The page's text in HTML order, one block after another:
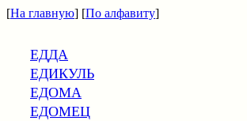
[На главную] [По алфавиту]
ЕДДА
ЕДИКУЛЬ
ЕДОМА
ЕДОМЕЦ